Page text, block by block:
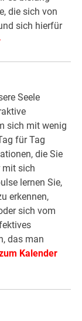
die sich von
sich hierfür
Seele
sich mit wenig
für Tag
die Sie
mit sich
lernen Sie,
erkennen,
sich vom
das man
Kalender